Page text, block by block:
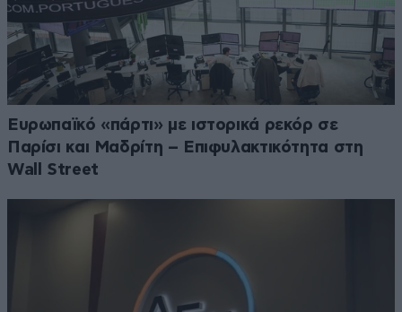
Ευρωπαϊκό «πάρτι» με ιστορικά ρεκόρ σε
Παρίσι και Μαδρίτη – Επιφυλακτικότητα στη
Wall Street